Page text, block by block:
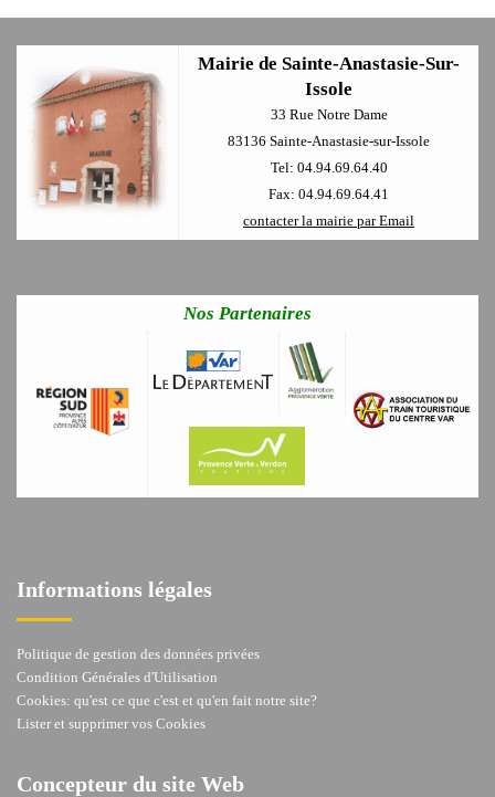
Mairie de Sainte-Anastasie-Sur-
Issole
33 Rue Notre Dame
83136 Sainte-Anastasie-sur-Issole
Tel: 04.94.69.64.40
Fax: 04.94.69.64.41
contacter la mairie par Email
Nos Partenaires
Informations légales
Politique de gestion des données privées
Condition Générales d'Utilisation
Cookies: qu'est ce que c'est et qu'en fait notre site?
Lister et supprimer vos Cookies
Concepteur du site Web